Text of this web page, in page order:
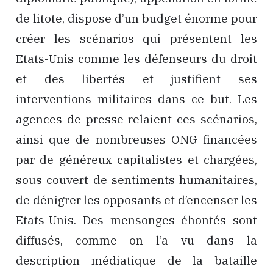
de litote, dispose d’un budget énorme pour
créer les scénarios qui présentent les
Etats-Unis comme les défenseurs du droit
et des libertés et justifient ses
interventions militaires dans ce but. Les
agences de presse relaient ces scénarios,
ainsi que de nombreuses ONG financées
par de généreux capitalistes et chargées,
sous couvert de sentiments humanitaires,
de dénigrer les opposants et d’encenser les
Etats-Unis. Des mensonges éhontés sont
diffusés, comme on l’a vu dans la
description médiatique de la bataille